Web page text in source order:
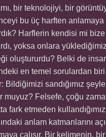
bir teknolojiyi, bir
bu üç harften anlamaya
Harflerin kendisi mi
yoksa onlara
oluştururdu? Belki de
en temel sorulardan
Bildiğimizi sandığımız
muyuz? Felsefe, çoğu
fark etmeden
anlam katmanlarını
çalışır. Bir kelimenin,